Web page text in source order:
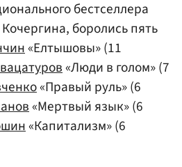
бестселлера
боролись пять
«Елтышовы» (11
«Люди в голом» (7
«Правый руль» (6
«Мертвый язык» (6
«Капитализм» (6